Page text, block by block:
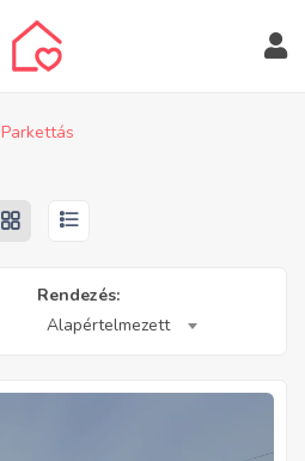
Parkettás
Rendezés:
Alapértelmezett